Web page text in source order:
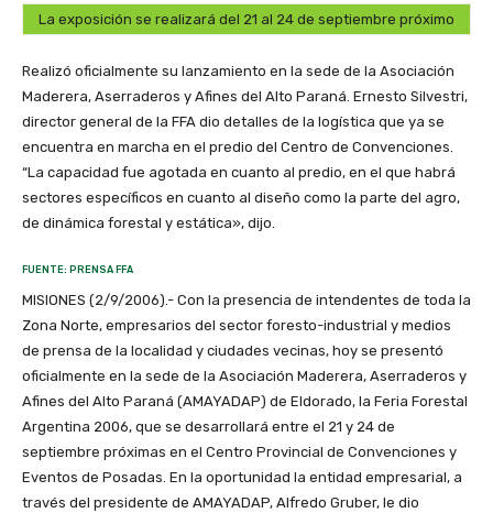
La exposición se realizará del 21 al 24 de septiembre próximo
Realizó oficialmente su lanzamiento en la sede de la Asociación
Maderera, Aserraderos y Afines del Alto Paraná. Ernesto Silvestri,
director general de la FFA dio detalles de la logística que ya se
encuentra en marcha en el predio del Centro de Convenciones.
“La capacidad fue agotada en cuanto al predio, en el que habrá
sectores específicos en cuanto al diseño como la parte del agro,
de dinámica forestal y estática», dijo.
FUENTE: PRENSA FFA
MISIONES (2/9/2006).- Con la presencia de intendentes de toda la
Zona Norte, empresarios del sector foresto-industrial y medios
de prensa de la localidad y ciudades vecinas, hoy se presentó
oficialmente en la sede de la Asociación Maderera, Aserraderos y
Afines del Alto Paraná (AMAYADAP) de Eldorado, la Feria Forestal
Argentina 2006, que se desarrollará entre el 21 y 24 de
septiembre próximas en el Centro Provincial de Convenciones y
Eventos de Posadas. En la oportunidad la entidad empresarial, a
través del presidente de AMAYADAP, Alfredo Gruber, le dio